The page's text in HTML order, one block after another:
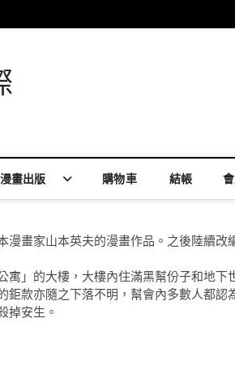
畫出版 購物車 結帳
漫畫家山本英夫的漫畫作品。之後陸續
寓」的大樓，大樓內住滿黑幫份子和地下
鉅款亦隨之下落不明，幫會內多數人都
掉安生。